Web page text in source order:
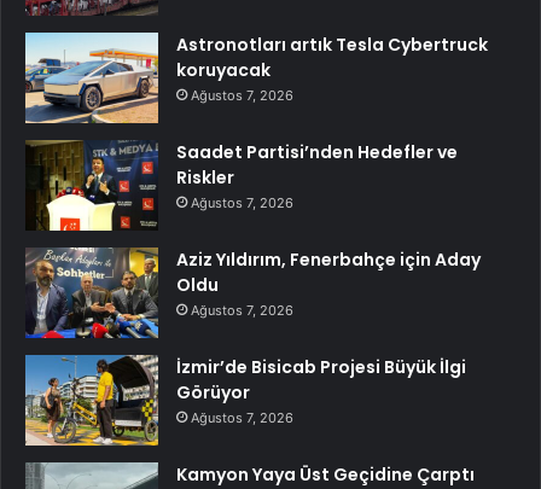
Astronotları artık Tesla Cybertruck
koruyacak
Ağustos 7, 2026
Saadet Partisi’nden Hedefler ve
Riskler
Ağustos 7, 2026
Aziz Yıldırım, Fenerbahçe için Aday
Oldu
Ağustos 7, 2026
İzmir’de Bisicab Projesi Büyük İlgi
Görüyor
Ağustos 7, 2026
Kamyon Yaya Üst Geçidine Çarptı